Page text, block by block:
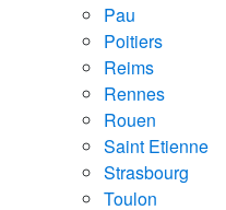
Pau
Poitiers
Reims
Rennes
Rouen
Saint Etienne
Strasbourg
Toulon